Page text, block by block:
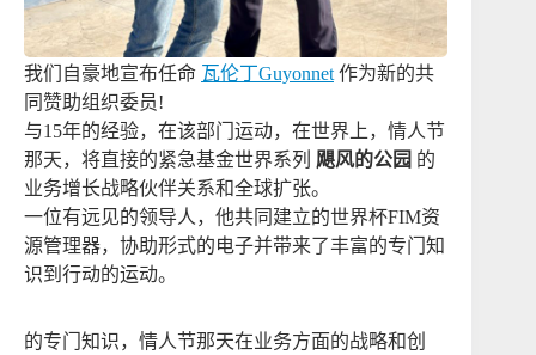
我们自豪地宣布任命 瓦伦丁Guyonnet 作为新的共
同赞助组织委员!
与15年的经验，在该部门运动，在世界上，情人节
那天，将直接的紧急基金世界系列 飓风的公园 的
业务增长战略伙伴关系和全球扩张。
一位有远见的领导人，他共同建立的世界杯FIM资
源管理器，协助形式的电子并带来了丰富的专门知
识到行动的运动。
的专门知识，情人节那天在业务方面的战略和创